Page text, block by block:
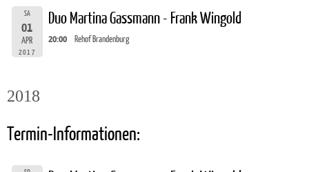
SA
01
APR
2017
Duo Martina Gassmann - Frank Wingold
20:00 Rehof Brandenburg
2018
Termin-Informationen: